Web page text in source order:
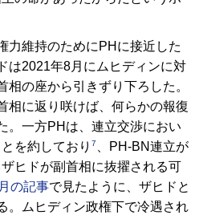
力維持のために PH に接近した
は2021年8月にムヒディンに対
の座から引きずり下ろした。
相に返り咲けば、何らかの報復
。一方PH は、連立交渉におい
を約しており 7 PH-BN連立が
ヒドが副首相に抜擢される可
の記事で見たように、ザヒドと
。ムヒディン政権下で冷遇され